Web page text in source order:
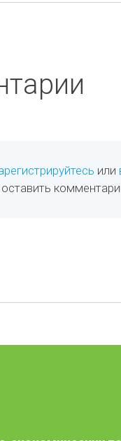
или